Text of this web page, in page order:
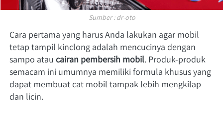
Sumber : dr-oto
Cara pertama yang harus Anda lakukan agar mobil
tetap tampil kinclong adalah mencucinya dengan
sampo atau cairan pembersih mobil. Produk-produk
semacam ini umumnya memiliki formula khusus yang
dapat membuat cat mobil tampak lebih mengkilap
dan licin.